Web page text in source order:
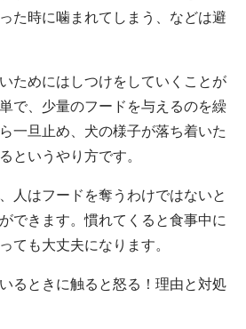
た時に噛まれてしまう、などは避
ためにはしつけをしていくことが
で、少量のフードを与えるのを繰
一旦止め、犬の様子が落ち着いた
というやり方です。
人はフードを奪うわけではないと
できます。慣れてくると食事中に
ても大丈夫になります。
るときに触ると怒る！理由と対処